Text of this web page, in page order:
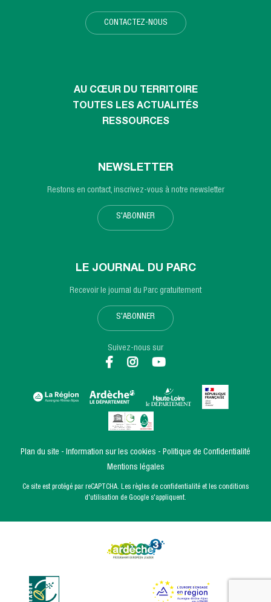
CONTACTEZ-NOUS
AU CŒUR DU TERRITOIRE
TOUTES LES ACTUALITÉS
RESSOURCES
NEWSLETTER
Restons en contact, inscrivez-vous à notre newsletter
S'ABONNER
LE JOURNAL DU PARC
Recevoir le journal du Parc gratuitement
S'ABONNER
Suivez-nous sur
Plan du site Information sur les cookies
Politique de Confidentialité
Mentions légales
Ce site est protégé par reCAPTCHA. Les règles de confidentialité et les conditions
d'utilisation de Google s'appliquent.